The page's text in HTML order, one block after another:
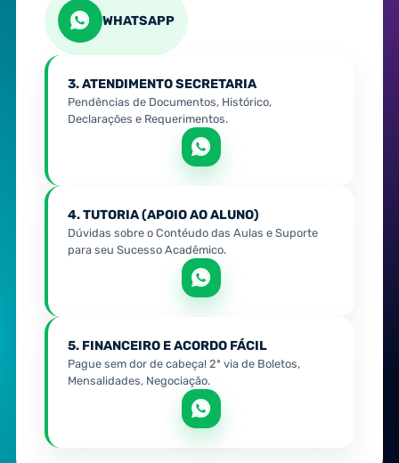
WHATSAPP
3. ATENDIMENTO SECRETARIA
Pendências de Documentos, Histórico,
Declarações e Requerimentos.
4. TUTORIA (APOIO AO ALUNO)
Dúvidas sobre o Contéudo das Aulas e Suporte
para seu Sucesso Acadêmico.
5. FINANCEIRO E ACORDO FÁCIL
Pague sem dor de cabeça! 2ª via de Boletos,
Mensalidades, Negociação.